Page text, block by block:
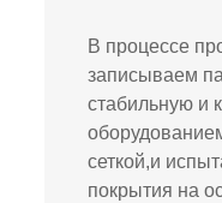
В процессе
записываем
стабильную и
сеткой,и
покрытия на